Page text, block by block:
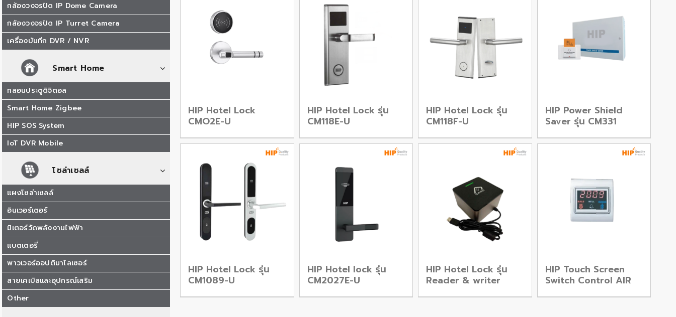
กล้องวงจรปิด IP Dome Camera
กล้องวงจรปิด IP Turret Camera
เครื่องบันทึก DVR / NVR
Smart Home
กลอนประตูดิจิตอล
Smart Home Zigbee
HIP SOS System
IoT DVR Mobile
โซล่าเซลล์
แผงโซล่าเซลล์
อินเวอร์เตอร์
มิเตอร์วัดพลังงานไฟฟ้า
แบตเตอรี่
พาวเวอร์ออปติมาไลเซอร์
สายเคเบิลและอุปกรณ์เสริม
Other
HIP Hotel Lock
CMO2E-U
HIP Hotel Lock รุ่น
CM118E-U
HIP Hotel Lock รุ่น
CM118F-U
HIP Power Shield
Saver รุ่น CM331
HIP Hotel Lock รุ่น
CM1089-U
HIP Hotel lock รุ่น
CM2027E-U
HIP Hotel Lock รุ่น
Reader & writer
HIP Touch Screen
Switch Control AIR